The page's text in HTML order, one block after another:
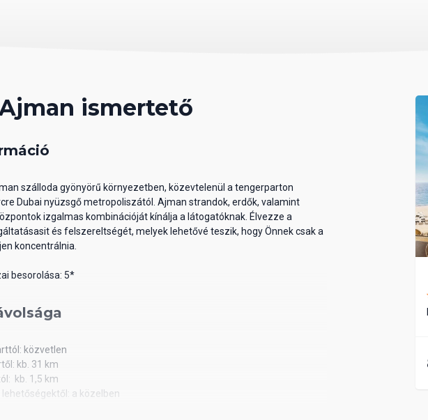
ismertető
szálloda gyönyörű környezetben, közevtelenül a tengerparton
Dubai nyüzsgő metropoliszától. Ajman strandok, erdők, valamint
izgalmas kombinációját kínálja a látogatóknak. Élvezze a
és felszereltségét, melyek lehetővé teszik, hogy Önnek csak a
koncentrálnia.
besorolása: 5*
közvetlen
kb. 31 km
kb. 1,5 km
a közelben